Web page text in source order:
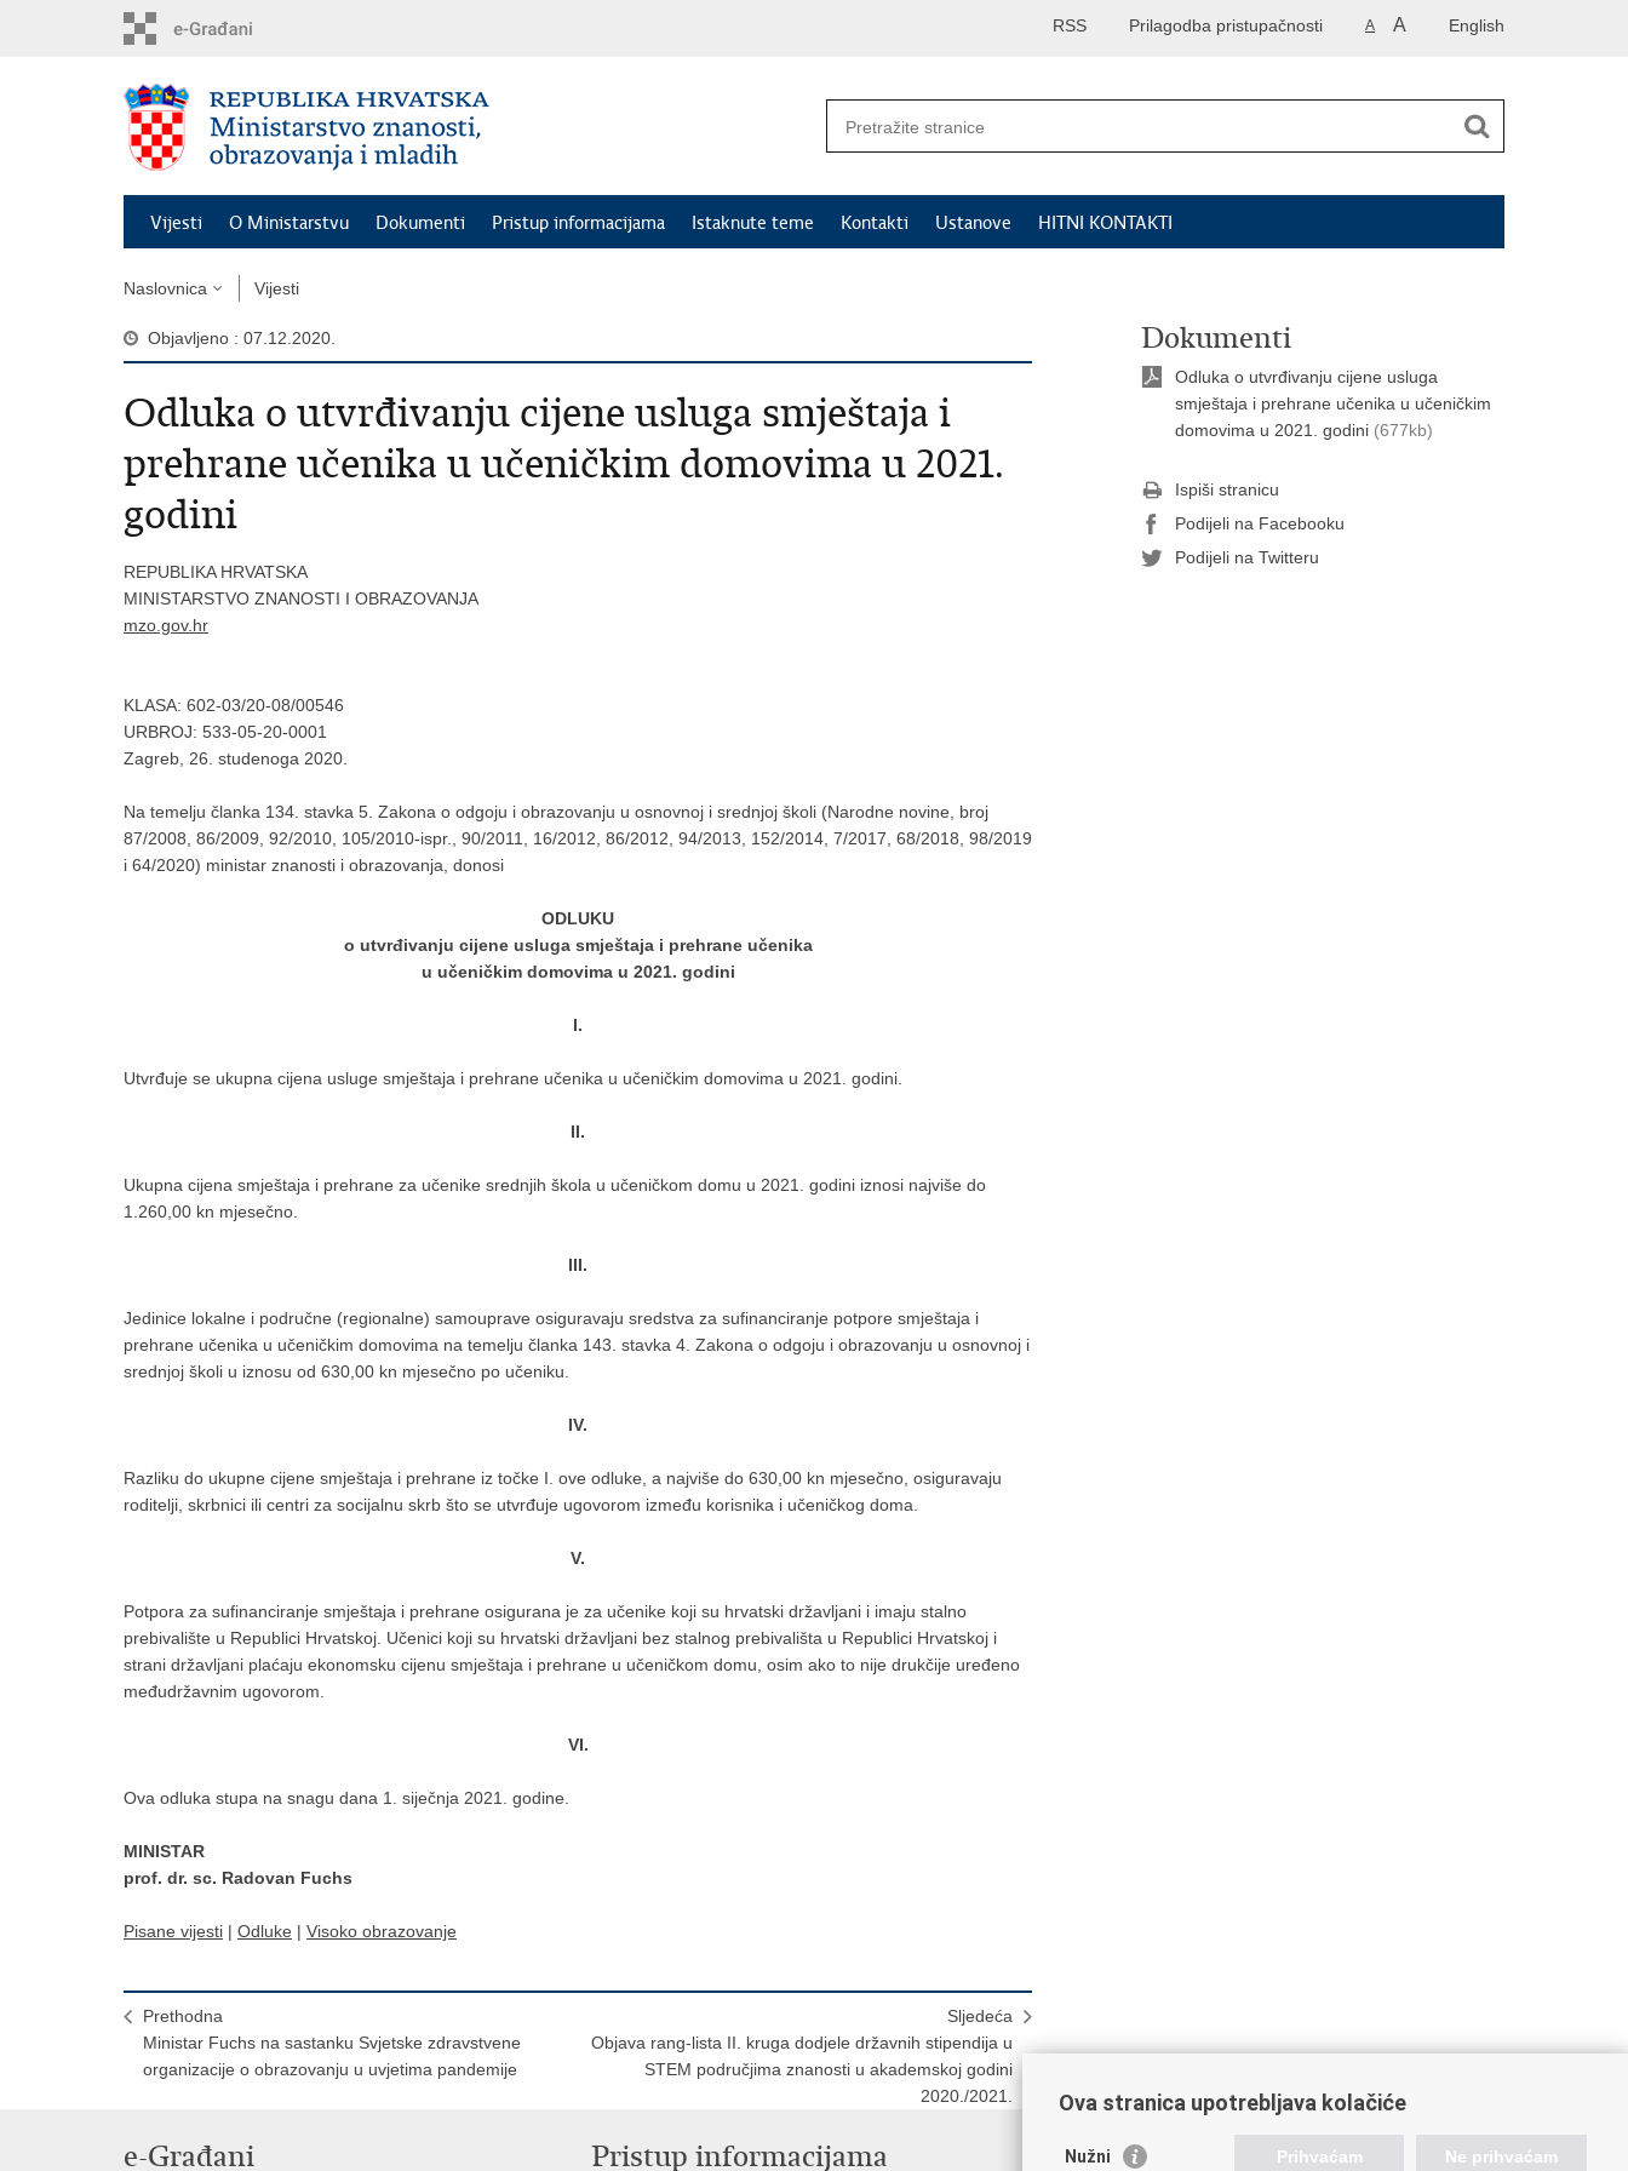
English
A A
Prilagodba pristupačnosti
RSS
Vijesti O Ministarstvu Dokumenti Pristup informacijama Istaknute teme Kontakti Ustanove HITNI KONTAKTI
Naslovnica Vijesti
Objavljeno : 07.12.2020.
Odluka o utvrđivanju cijene usluga smještaja i
prehrane učenika u učeničkim domovima u 2021.
godini
REPUBLIKA HRVATSKA
MINISTARSTVO ZNANOSTI I OBRAZOVANJA
mzo.gov.hr
KLASA: 602-03/20-08/00546
URBROJ: 533-05-20-0001
Zagreb, 26. studenoga 2020.
Na temelju članka 134. stavka 5. Zakona o odgoju i obrazovanju u osnovnoj i srednjoj školi (Narodne novine, broj
87/2008, 86/2009, 92/2010, 105/2010-ispr., 90/2011, 16/2012, 86/2012, 94/2013, 152/2014, 7/2017, 68/2018, 98/2019
i 64/2020) ministar znanosti i obrazovanja, donosi
ODLUKU
o utvrđivanju cijene usluga smještaja i prehrane učenika
u učeničkim domovima u 2021. godini
I.
Utvrđuje se ukupna cijena usluge smještaja i prehrane učenika u učeničkim domovima u 2021. godini.
II.
Ukupna cijena smještaja i prehrane za učenike srednjih škola u učeničkom domu u 2021. godini iznosi najviše do
1.260,00 kn mjesečno.
III.
Jedinice lokalne i područne (regionalne) samouprave osiguravaju sredstva za sufinanciranje potpore smještaja i
prehrane učenika u učeničkim domovima na temelju članka 143. stavka 4. Zakona o odgoju i obrazovanju u osnovnoj i
srednjoj školi u iznosu od 630,00 kn mjesečno po učeniku.
IV.
Razliku do ukupne cijene smještaja i prehrane iz točke I. ove odluke, a najviše do 630,00 kn mjesečno, osiguravaju
roditelji, skrbnici ili centri za socijalnu skrb što se utvrđuje ugovorom između korisnika i učeničkog doma.
V.
Potpora za sufinanciranje smještaja i prehrane osigurana je za učenike koji su hrvatski državljani i imaju stalno
prebivalište u Republici Hrvatskoj. Učenici koji su hrvatski državljani bez stalnog prebivališta u Republici Hrvatskoj i
strani državljani plaćaju ekonomsku cijenu smještaja i prehrane u učeničkom domu, osim ako to nije drukčije uređeno
međudržavnim ugovorom.
VI.
Ova odluka stupa na snagu dana 1. siječnja 2021. godine.
MINISTAR
prof. dr. sc. Radovan Fuchs
Pisane vijesti | Odluke | Visoko obrazovanje
Prethodna
Ministar Fuchs na sastanku Svjetske zdravstvene
organizacije o obrazovanju u uvjetima pandemije
Sljedeća
Objava rang-lista II. kruga dodjele državnih stipendija u
STEM područjima znanosti u akademskoj godini
2020./2021.
Dokumenti
Odluka o utvrđivanju cijene usluga
smještaja i prehrane učenika u učeničkim
domovima u 2021. godini (677kb)
Ispiši stranicu
Podijeli na Facebooku
Podijeli na Twitteru
e-Građani Pristup informacijama Korisne poveznice
Ova stranica upotrebljava kolačiće
Nužni Prihvaćam Ne prihvaćam